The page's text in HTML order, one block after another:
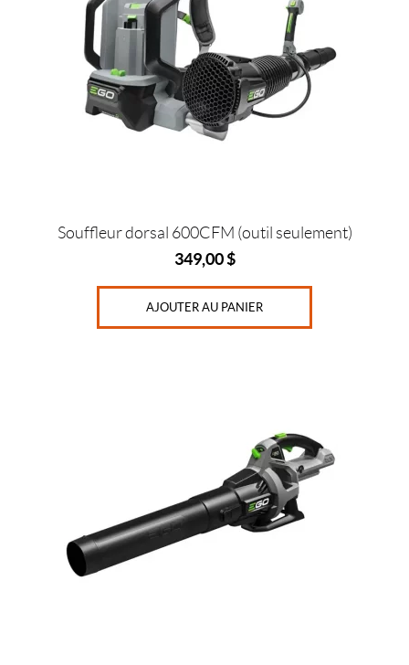
Souffleur dorsal 600CFM (outil seulement)
349,00$
AJOUTER AU PANIER